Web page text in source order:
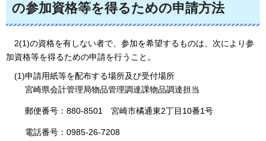
の参加資格等を得るための申請方法
2(1)の資格を有しない者で、参加を希望するものは、次により参
加資格等を得るための申請を行うこと。
(1)申請用紙等を配布する場所及び受付場所
宮崎県会計管理局物品管理調達課物品調達担当
郵便番号：880-8501 宮崎市橘通東2丁目10番1号
電話番号：0985-26-7208